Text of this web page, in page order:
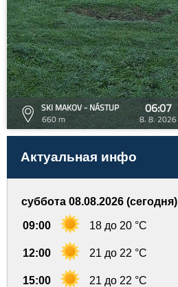
SKI MAKOV - NÁSTUP
660 m
06:07
8. 8. 2026
Актуальная инфо
суббота 08.08.2026 (сегодня)
09:00 18 до 20 °C
12:00 21 до 22 °C
15:00 21 до 22 °C